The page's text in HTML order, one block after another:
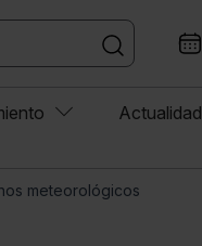
Actualidad
meteorológicos